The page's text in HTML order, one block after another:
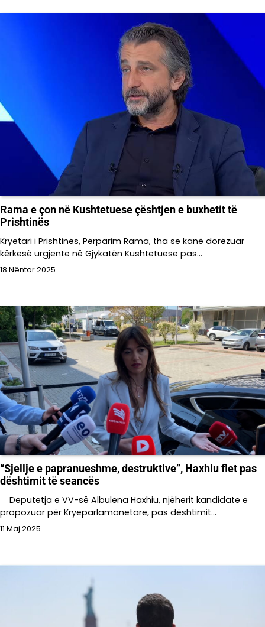
Rama e çon në Kushtetuese çështjen e buxhetit të
Prishtinës
Kryetari i Prishtinës, Përparim Rama, tha se kanë dorëzuar
kërkesë urgjente në Gjykatën Kushtetuese pas…
18 Nëntor 2025
“Sjellje e papranueshme, destruktive”, Haxhiu flet pas
dështimit të seancës
Deputetja e VV-së Albulena Haxhiu, njëherit kandidate e
propozuar për Kryeparlamanetare, pas dështimit…
11 Maj 2025